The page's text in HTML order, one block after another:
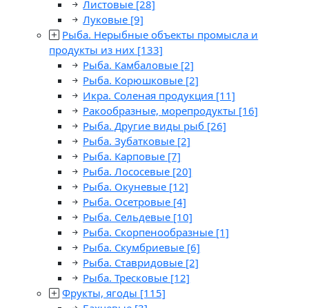
Листовые [28]
Луковые [9]
Рыба. Нерыбные объекты промысла и
продукты из них [133]
Рыба. Камбаловые [2]
Рыба. Корюшковые [2]
Икра. Соленая продукция [11]
Ракообразные, морепродукты [16]
Рыба. Другие виды рыб [26]
Рыба. Зубатковые [2]
Рыба. Карповые [7]
Рыба. Лососевые [20]
Рыба. Окуневые [12]
Рыба. Осетровые [4]
Рыба. Сельдевые [10]
Рыба. Скорпенообразные [1]
Рыба. Скумбриевые [6]
Рыба. Ставридовые [2]
Рыба. Тресковые [12]
Фрукты, ягоды [115]